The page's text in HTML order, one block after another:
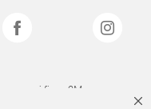
firmy 3M.